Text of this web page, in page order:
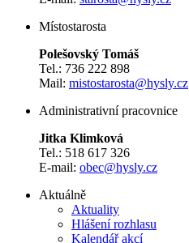
​​​​​​​Místostarosta
Polešovský Tomáš
Tel.: 736 222 898
Mail: mistostarosta@hysly.cz
Administrativní pracovnice
Jitka Klimková
Tel.: 518 617 326
E-mail: obec@hysly.cz
Aktuálně
Aktuality
Hlášení rozhlasu
Kalendář akcí